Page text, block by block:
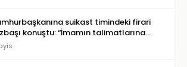
suikast timindeki firari
konuştu: “İmamın talimatlarına
pişmanım”